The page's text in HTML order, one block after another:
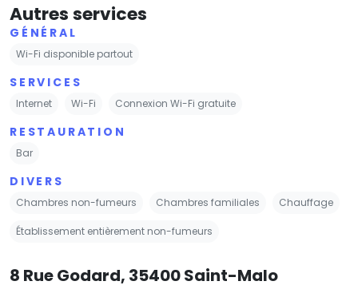
Autres services
GÉNÉRAL
Wi-Fi disponible partout
SERVICES
Internet Wi-Fi Connexion Wi-Fi gratuite
RESTAURATION
Bar
DIVERS
Chambres non-fumeurs Chambres familiales Chauffage
Établissement entièrement non-fumeurs
8 Rue Godard, 35400 Saint-Malo